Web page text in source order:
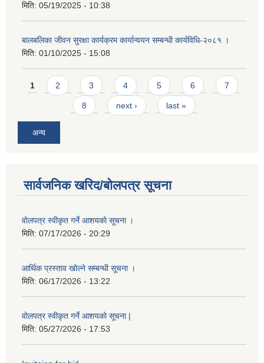
मिति: 05/19/2025 - 10:38
बालबलिका जीवन सुरक्षा कार्यक्रम कार्यान्वयन सम्बन्धी कार्यविधि-२०८१ ।
मिति: 01/10/2025 - 15:08
Pages
1 2 3 4 5 6 7
8 next › last »
अन्य
सार्वजनिक खरिद/बोलपत्र सूचना
वोलपत्र स्वीकृत गर्ने आशयको सूचना ।
मिति: 07/17/2026 - 20:29
आर्थिक प्रस्ताव खोल्ने सम्बन्धी सूचना ।
मिति: 06/17/2026 - 13:22
वोलपत्र स्वीकृत गर्ने आशयको सूचना |
मिति: 05/27/2026 - 17:53